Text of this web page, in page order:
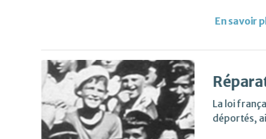
En savoir
La loi
déportés,